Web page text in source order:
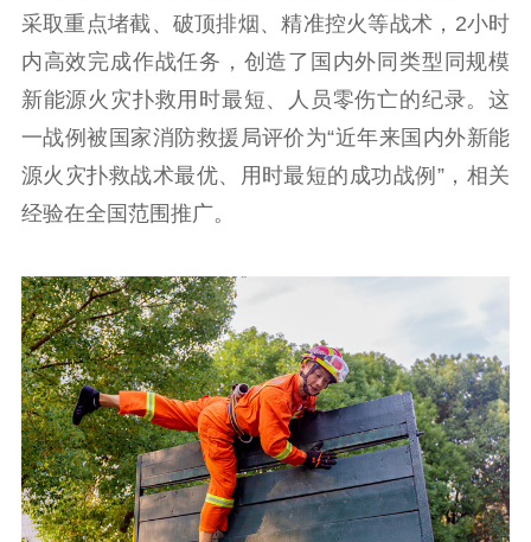
采取重点堵截、破顶排烟、精准控火等战术，2小时
内高效完成作战任务，创造了国内外同类型同规模
新能源火灾扑救用时最短、人员零伤亡的纪录。这
一战例被国家消防救援局评价为“近年来国内外新能
源火灾扑救战术最优、用时最短的成功战例”，相关
经验在全国范围推广。